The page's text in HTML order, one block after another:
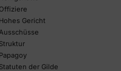
Offiziere
Hohes Gericht
Struktur
Papagoy
Statuten der Gilde